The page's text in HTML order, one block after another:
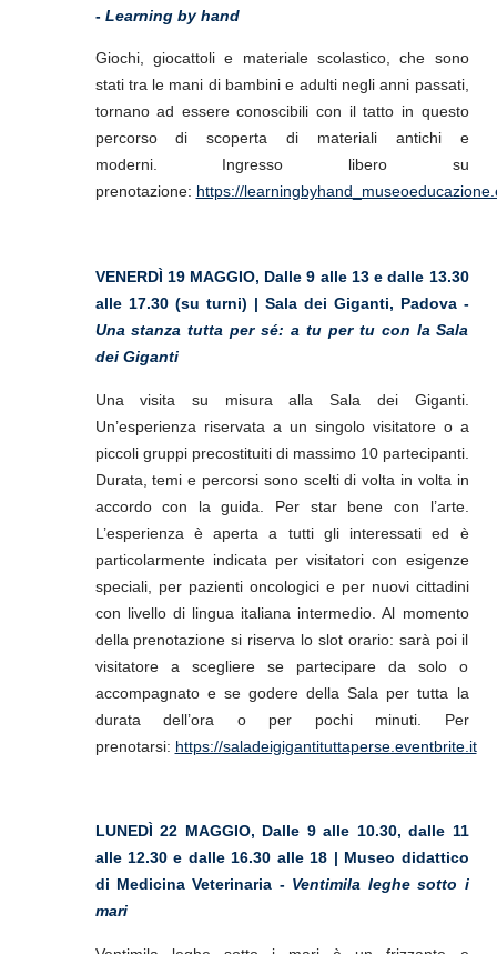
- Learning by hand
Giochi, giocattoli e materiale scolastico, che sono
stati tra le mani di bambini e adulti negli anni passati,
tornano ad essere conoscibili con il tatto in questo
percorso di scoperta di materiali antichi e
moderni. Ingresso libero su
prenotazione: https://
VENERDÌ 19 MAGGIO, Dalle 9 alle 13 e dalle 13.30
alle 17.30 (su turni) | Sala dei Giganti, Padova -
Una stanza tutta per sé: a tu per tu con la Sala
dei Giganti
Una visita su misura alla Sala dei Giganti.
Un’esperienza riservata a un singolo visitatore o a
piccoli gruppi precostituiti di massimo 10 partecipanti.
Durata, temi e percorsi sono scelti di volta in volta in
accordo con la guida. Per star bene con l’arte.
L’esperienza è aperta a tutti gli interessati ed è
particolarmente indicata per visitatori con esigenze
speciali, per pazienti oncologici e per nuovi cittadini
con livello di lingua italiana intermedio. Al momento
della prenotazione si riserva lo slot orario: sarà poi il
visitatore a scegliere se partecipare da solo o
accompagnato e se godere della Sala per tutta la
durata dell’ora o per pochi minuti. Per
prenotarsi: https://saladeigigantituttaperse.eventbrite.it
LUNEDÌ 22 MAGGIO, Dalle 9 alle 10.30, dalle 11
alle 12.30 e dalle 16.30 alle 18 | Museo didattico
di Medicina Veterinaria - Ventimila leghe sotto i
mari